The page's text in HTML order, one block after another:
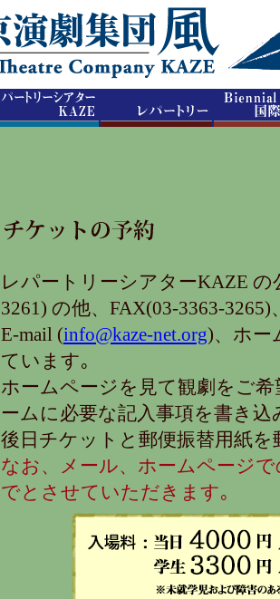
レパートリーシアターKAZE
3261) の他、FAX(03-3363-3265)
E-mail (info@kaze-net.org)、ホー
ています｡
ホームページを見て観劇をご
ームに必要な記入事項を書き
後日チケットと郵便振替用紙
なお、メール、ホームページ
でとさせていただきます｡